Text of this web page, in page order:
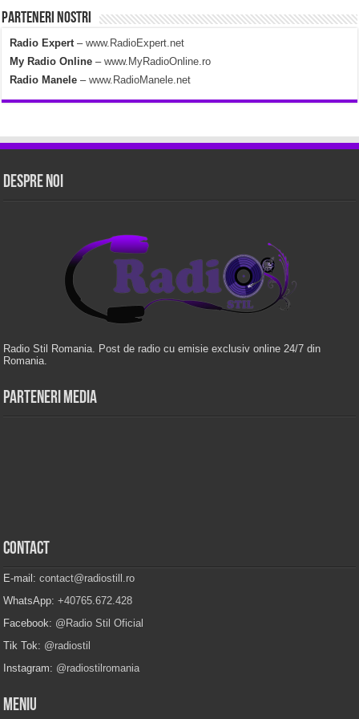
Parteneri Nostri
Radio Expert –www.RadioExpert.net
My Radio Online –www.MyRadioOnline.ro
Radio Manele–www.RadioManele.net
Despre Noi
Radio Stil Romania. Post de radio cu emisie exclusiv online 24/7 din
Romania.
Parteneri Media
Contact
E-mail:contact@radiostill.ro
WhatsApp:+40765.672.428
Facebook: @Radio Stil Oficial
Tik Tok: @radiostil
Instagram: @radiostilromania
Meniu